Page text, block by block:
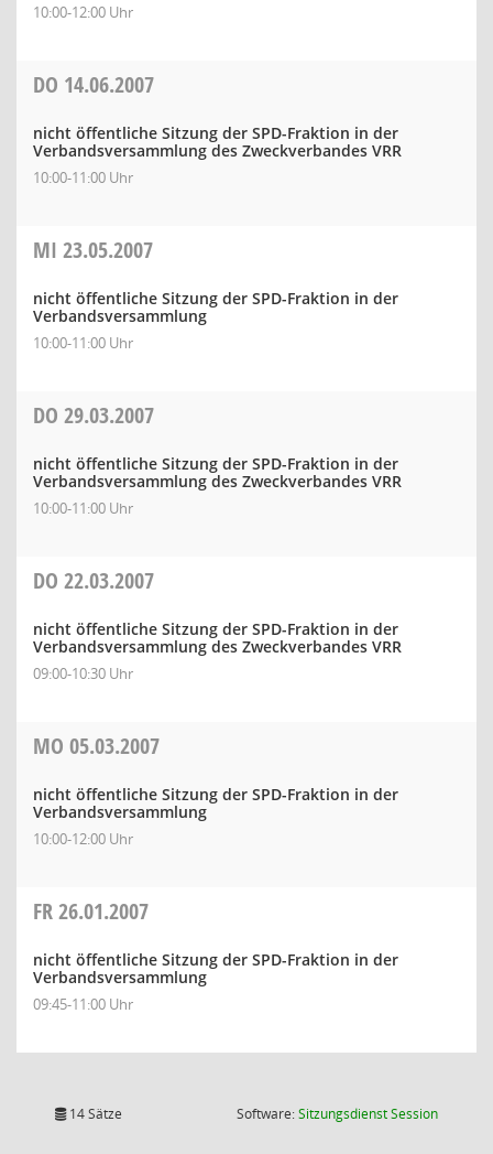
10:00-12:00 Uhr
DO 14.06.2007
nicht öffentliche Sitzung der SPD-Fraktion in der
Verbandsversammlung des Zweckverbandes VRR
10:00-11:00 Uhr
MI 23.05.2007
nicht öffentliche Sitzung der SPD-Fraktion in der
Verbandsversammlung
10:00-11:00 Uhr
DO 29.03.2007
nicht öffentliche Sitzung der SPD-Fraktion in der
Verbandsversammlung des Zweckverbandes VRR
10:00-11:00 Uhr
DO 22.03.2007
nicht öffentliche Sitzung der SPD-Fraktion in der
Verbandsversammlung des Zweckverbandes VRR
09:00-10:30 Uhr
MO 05.03.2007
nicht öffentliche Sitzung der SPD-Fraktion in der
Verbandsversammlung
10:00-12:00 Uhr
FR26.01.2007
nicht öffentliche Sitzung der SPD-Fraktion in der
Verbandsversammlung
09:45-11:00 Uhr
14 Sätze Software:SitzungsdienstSession(Wird in